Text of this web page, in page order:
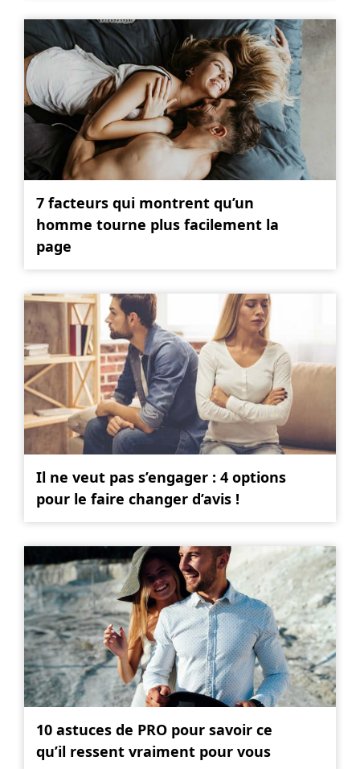
7 facteurs qui montrent qu’un
homme tourne plus facilement la
page
Il ne veut pas s’engager : 4 options
pour le faire changer d’avis !
10 astuces de PRO pour savoir ce
qu’il ressent vraiment pour vous